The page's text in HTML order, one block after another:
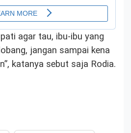
agar tau, ibu-ibu yang
jangan sampai kena
katanya sebut saja Rodia.